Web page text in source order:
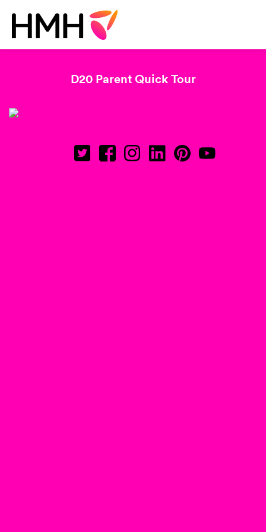
D20 Parent Quick Tour